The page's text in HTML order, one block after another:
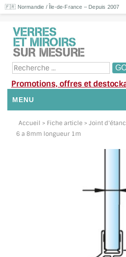
🇫🇷 Normandie / Île-de-France – Depuis 2007
Promotions, offres et
MENU
NOUS CONTACTER
TOUS LES TARIFS AU M2
GUIDE : CHOIX PAR
Accueil > Fiche article > Joint
6 a 8mm longueur 1m